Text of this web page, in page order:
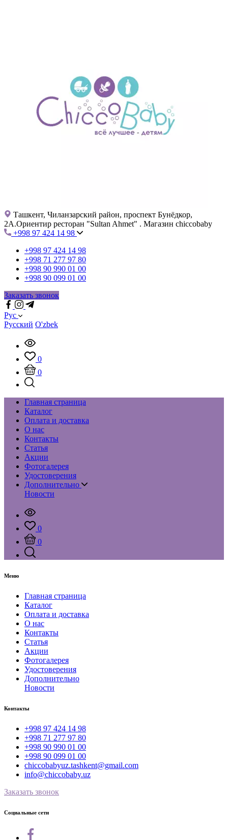
Ташкент, Чиланзарский район, проспект Бунёдкор,
2А.Ориентир ресторан "Sultan Ahmet" . Магазин chiccobaby
+998 97 424 14 98
+998 97 424 14 98
+998 71 277 97 80
+998 90 990 01 00
+998 90 099 01 00
Заказать звонок
Рус
Русский O'zbek
0
0
Главная страница
Каталог
Оплата и доставка
О нас
Контакты
Статья
Акции
Фотогалерея
Удостоверения
Дополнительно
Новости
0
0
Меню
Главная страница
Каталог
Оплата и доставка
О нас
Контакты
Статья
Акции
Фотогалерея
Удостоверения
Дополнительно
Новости
Контакты
+998 97 424 14 98
+998 71 277 97 80
+998 90 990 01 00
+998 90 099 01 00
chiccobabyuz.tashkent@gmail.com
info@chiccobaby.uz
Заказать звонок
Социальные сети